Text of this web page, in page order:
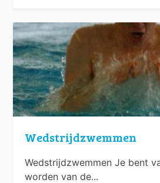
Wedstrijdzwemmen
Wedstrijdzwemmen Je bent
worden van de...